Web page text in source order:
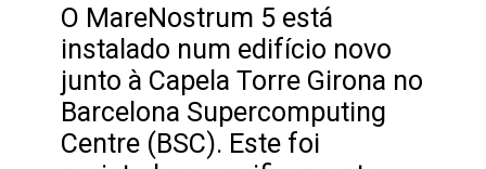
O MareNostrum 5 está
instalado num edifício novo
junto à Capela Torre Girona no
Barcelona Supercomputing
Centre (BSC). Este foi